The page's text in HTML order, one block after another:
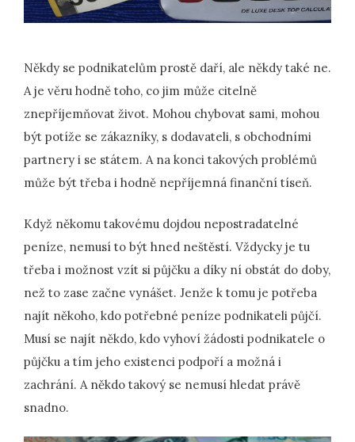
Někdy se podnikatelům prostě daří, ale někdy také ne.
A je věru hodně toho, co jim může citelně
znepříjemňovat život. Mohou chybovat sami, mohou
být potíže se zákazníky, s dodavateli, s obchodními
partnery i se státem. A na konci takových problémů
může být třeba i hodně nepříjemná finanční tíseň.
Když někomu takovému dojdou nepostradatelné
peníze, nemusí to být hned neštěstí. Vždycky je tu
třeba i možnost vzít si půjčku a díky ní obstát do doby,
než to zase začne vynášet. Jenže k tomu je potřeba
najít někoho, kdo potřebné peníze podnikateli půjčí.
Musí se najít někdo, kdo vyhoví žádosti podnikatele o
půjčku a tím jeho existenci podpoří a možná i
zachrání. A někdo takový se nemusí hledat právě
snadno.